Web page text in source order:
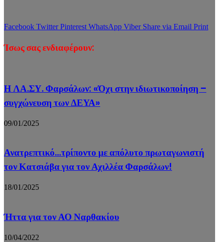
Facebook Twitter Pinterest WhatsApp Viber Share via Email Print
Ίσως σας ενδιαφέρουν:
Η ΛΑ.ΣΥ. Φαρσάλων: «Όχι στην ιδιωτικοποίηση –
συγχώνευση των ΔΕΥΑ»
09/01/2025
Ανατρεπτικό…τρίποντο με απόλυτο πρωταγωνιστή
τον Κατσιάβα για τον Αχιλλέα Φαρσάλων!
18/01/2025
Ήττα για τον ΑΟ Ναρθακίου
10/04/2022